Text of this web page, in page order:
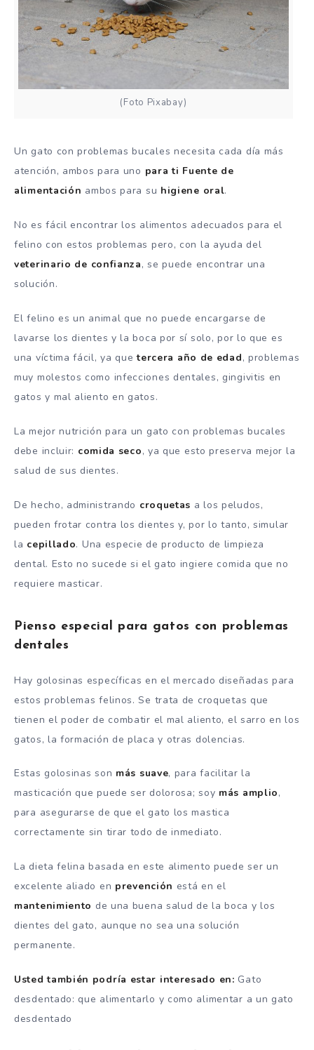
(Foto Pixabay)
Un gato con problemas bucales necesita cada día más
atención, ambos para uno para ti Fuente de
alimentación ambos para su higiene oral.
No es fácil encontrar los alimentos adecuados para el
felino con estos problemas pero, con la ayuda del
veterinario de confianza, se puede encontrar una
solución.
El felino es un animal que no puede encargarse de
lavarse los dientes y la boca por sí solo, por lo que es
una víctima fácil, ya quetercera año de edad, problemas
muy molestos como infecciones dentales, gingivitis en
gatos y mal aliento en gatos.
La mejor nutrición para un gato con problemas bucales
debe incluir: comida seco, ya que esto preserva mejor la
salud de sus dientes.
De hecho, administrando croquetas a los peludos,
pueden frotar contra los dientes y, por lo tanto, simular
la cepillado. Una especie de producto de limpieza
dental. Esto no sucede si el gato ingiere comida que no
requiere masticar.
Pienso especial para gatos con problemas
dentales
Hay golosinas específicas en el mercado diseñadas para
estos problemas felinos. Se trata de croquetas que
tienen el poder de combatir el mal aliento, el sarro en los
gatos, la formación de placa y otras dolencias.
Estas golosinas son más suave, para facilitar la
masticación que puede ser dolorosa; soy más amplio,
para asegurarse de que el gato los mastica
correctamente sin tirar todo de inmediato.
La dieta felina basada en este alimento puede ser un
excelente aliado en prevención está en el
mantenimiento de una buena salud de la boca y los
dientes del gato, aunque no sea una solución
permanente.
Usted también podría estar interesado en: Gato
desdentado: que alimentarlo y como alimentar a un gato
desdentado